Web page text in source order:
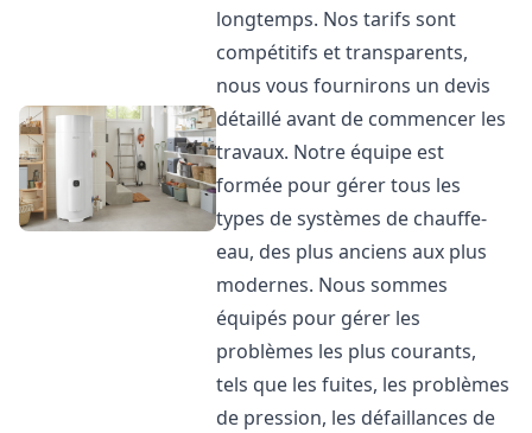
longtemps. Nos tarifs sont
compétitifs et transparents,
nous vous fournirons un devis
détaillé avant de commencer les
travaux. Notre équipe est
formée pour gérer tous les
types de systèmes de chauffe-
eau, des plus anciens aux plus
modernes. Nous sommes
équipés pour gérer les
problèmes les plus courants,
tels que les fuites, les problèmes
de pression, les défaillances de